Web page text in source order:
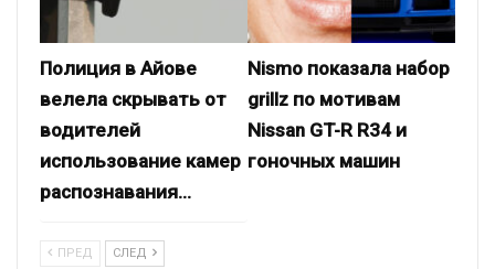
Полиция в Айове
велела скрывать от
водителей
использование камер
распознавания…
Nismo показала набор
grillz по мотивам
Nissan GT-R R34 и
гоночных машин
ПРЕД СЛЕД